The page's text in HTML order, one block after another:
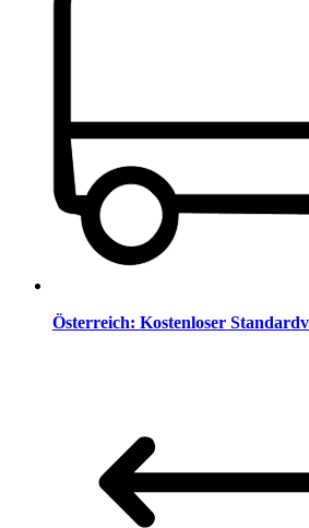
Österreich: Kostenloser